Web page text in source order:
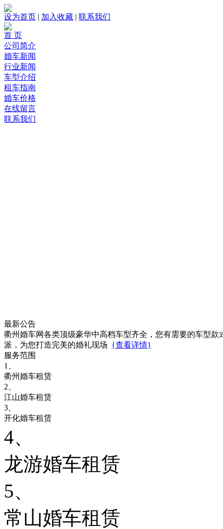
设为首页 | 加入收藏 | 联系我们
首 页
公司简介
婚车新闻
行业新闻
车型介绍
租车指南
婚车价格
在线留言
联系我们
最新公告
衢州婚车网各类顶级豪华中高档车型齐全，您有需要的车型
派，为您打造完美的婚礼现场 {查看详情}
服务范围
1、
衢州婚车租赁
2、
江山婚车租赁
3、
开化婚车租赁
4、
龙游婚车租赁
5、
常山婚车租赁